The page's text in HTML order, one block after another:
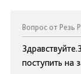
Вопрос от Резь
поступить на